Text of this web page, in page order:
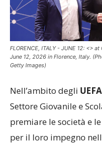
FLORENCE, ITALY - JUNE 12: <>
June 12, 2026 in Florence, Italy.
Getty Images)
Nell’ambito degli
Settore Giovanile e
premiare le società e
per il loro impegno